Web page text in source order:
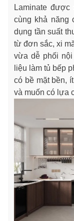
Laminate
cùng khả năng
dụng tần suất
từ đơn sắc, xi
vừa dễ phối
liệu làm tủ bếp
có bề mặt bền,
và muốn có lựa